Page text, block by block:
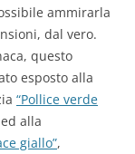
ammirarla
dal vero.
questo
esposto alla
“Pollice verde
ed alla
giallo”,